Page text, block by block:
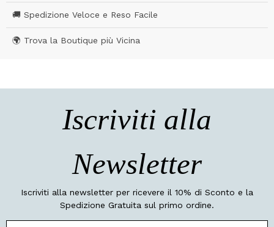
🚚 Spedizione Veloce e Reso Facile
🌍 Trova la Boutique più Vicina
Iscriviti alla
Newsletter
Iscriviti alla newsletter per ricevere il 10% di Sconto e la
Spedizione Gratuita sul primo ordine.